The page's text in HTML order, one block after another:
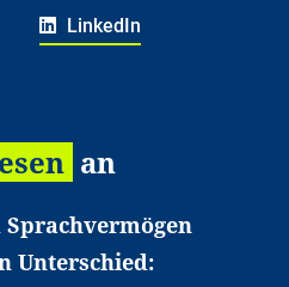
LinkedIn
an
Sprachvermögen
Unterschied: